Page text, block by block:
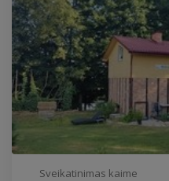
Sveikatinimas kaime